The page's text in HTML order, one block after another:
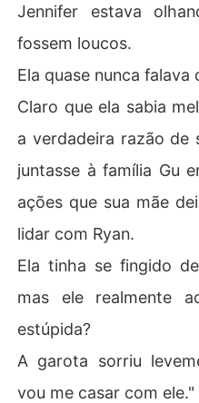
Jennifer estava
fossem loucos.
Ela quase nunca falava
Claro que ela sabia
a verdadeira razão de
juntasse à família Gu
ações que sua mãe
lidar com Ryan.
Ela tinha se fingido
mas ele realmente
estúpida?
A garota sorriu
vou me casar com ele."